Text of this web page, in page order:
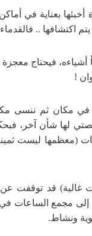
بعناية في
اكتشافها ..
فيحتاج معجزة
!
في مكان ثم ننسى
شأن آخر، فبحكم
(معظمها ليست
قد توقفت عن
إلى مجمع الساعات
ونشاط.